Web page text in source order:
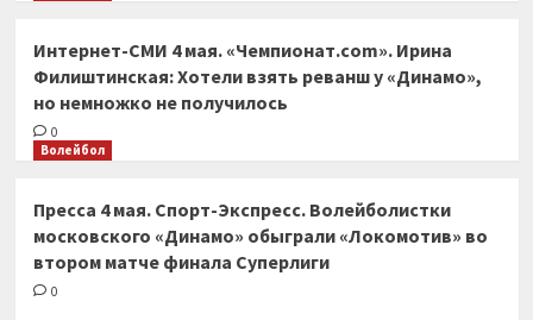
Интернет-СМИ 4 мая. «Чемпионат.com». Ирина
Филиштинская: Хотели взять реванш у «Динамо»,
но немножко не получилось
0
Волейбол
Пресса 4 мая. Спорт-Экспресс. Волейболистки
московского «Динамо» обыграли «Локомотив» во
втором матче финала Суперлиги
0